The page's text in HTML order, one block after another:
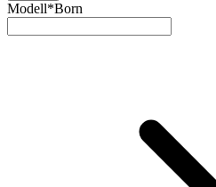
Modell*Born